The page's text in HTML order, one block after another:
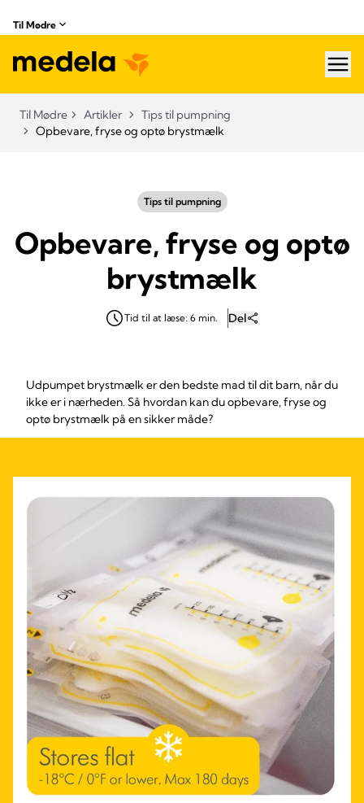
Til Mødre
Til Mødre Artikler
Tips til pumpning
Opbevare, fryse og optø brystmælk
Tips til pumpning
Opbevare, fryse og optø
brystmælk
Tid til at læse: 6 min. Del
Udpumpet brystmælk er den bedste mad til dit barn, når du
ikke er i nærheden. Så hvordan kan du opbevare, fryse og
optø brystmælk på en sikker måde?